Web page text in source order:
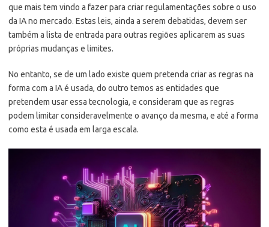
que mais tem vindo a fazer para criar regulamentações sobre o uso
da IA no mercado. Estas leis, ainda a serem debatidas, devem ser
também a lista de entrada para outras regiões aplicarem as suas
próprias mudanças e limites.
No entanto, se de um lado existe quem pretenda criar as regras na
forma com a IA é usada, do outro temos as entidades que
pretendem usar essa tecnologia, e consideram que as regras
podem limitar consideravelmente o avanço da mesma, e até a forma
como esta é usada em larga escala.